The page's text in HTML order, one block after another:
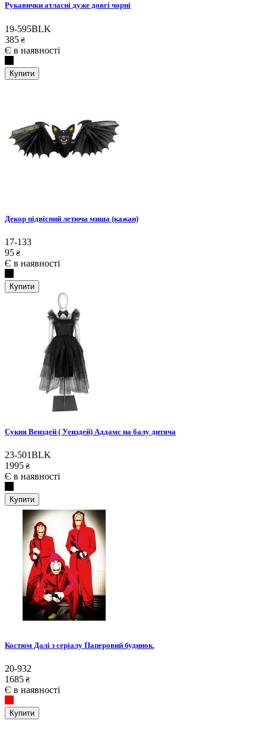
Рукавички атласні дуже довгі чорні
19-595BLK
385 ₴
Є в наявності
Купити
Декор підвісний летюча миша (кажан)
17-133
95 ₴
Є в наявності
Купити
Сукня Венздей ( Уенздей) Аддамс на балу дитяча
23-501BLK
1995 ₴
Є в наявності
Купити
Костюм Далі з серіалу Паперовий будинок.
20-932
1685 ₴
Є в наявності
Купити